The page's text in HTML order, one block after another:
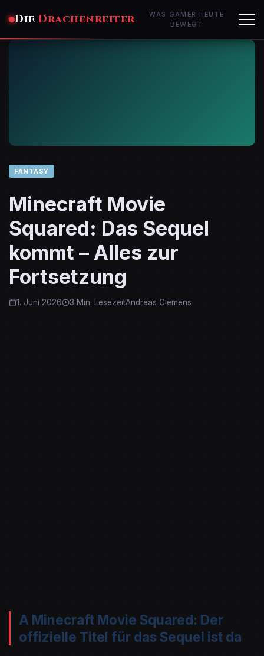
Die Drachenreiter
WAS GAMER HEUTE
BEWEGT
FANTASY
Minecraft Movie
Squared: Das Sequel
kommt – Alles zur
Fortsetzung
1. Juni 2026 3 Min. LesezeitAndreas Clemens
A Minecraft Movie Squared: Der
offizielle Titel für das Sequel ist da